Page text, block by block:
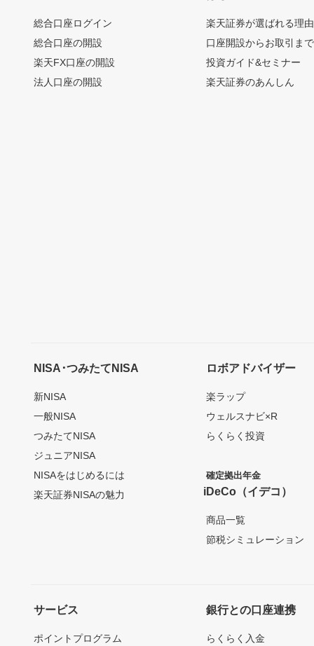
総合口座ログイン
総合口座の開設
楽天FX口座の開設
法人口座の開設
楽天証券が選ばれる理由
口座開設からお取引ま
投資ガイド&セミナー
楽天証券のあんしん
NISA･つみたてNISA
新NISA
一般NISA
つみたてNISA
ジュニアNISA
NISAをはじめるには
楽天証券NISAの魅力
ロボアドバイザー
楽ラップ
ウェルスナビ×R
らくらく投資
確定拠出年金
iDeCo（イデコ）
商品一覧
節税シミュレーション
サービス
ポイントプログラム
銀行との口座連携
らくらく入金